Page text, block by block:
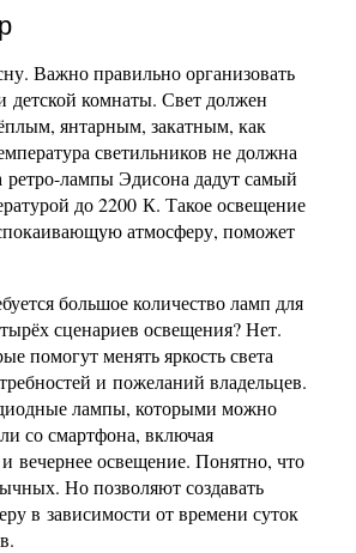
Важно правильно организовать
детской комнаты. Свет должен
янтарным, закатным, как
светильников не должна
лампы Эдисона дадут самый
до 2200 К. Такое освещение
атмосферу, поможет
большое количество ламп для
сценариев освещения? Нет.
помогут менять яркость света
и пожеланий владельцев.
лампы, которыми можно
со смартфона, включая
вечернее освещение. Понятно, что
Но позволяют создавать
в зависимости от времени суток